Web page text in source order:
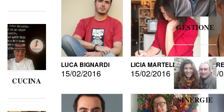
CUCINA
LUCA BIGNARDI
15/02/2016
LICIA MARTELLI
15/02/2016 15/
GESTIONE
SINERGIE